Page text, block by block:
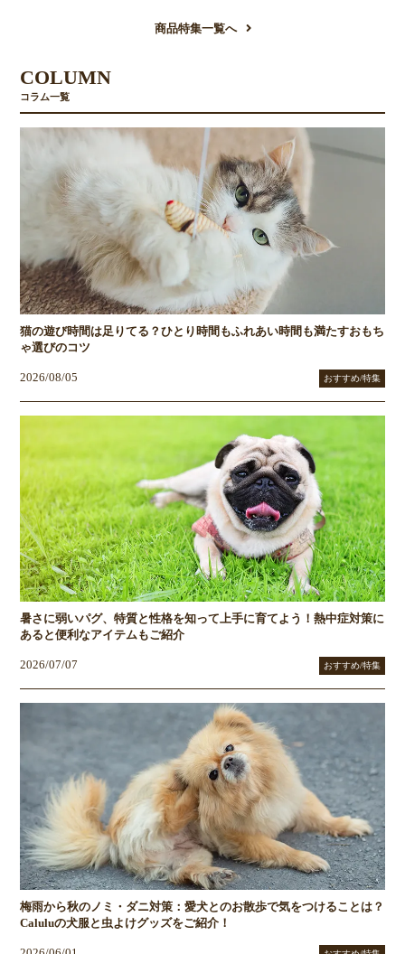
商品特集一覧へ
COLUMN
コラム一覧
猫の遊び時間は足りてる？ひとり時間もふれあい時間も満たすおもち
ゃ選びのコツ
2026/08/05 おすすめ/特集
暑さに弱いパグ、特質と性格を知って上手に育てよう！熱中症対策に
あると便利なアイテムもご紹介
2026/07/07 おすすめ/特集
梅雨から秋のノミ・ダニ対策：愛犬とのお散歩で気をつけることは？
Caluluの犬服と虫よけグッズをご紹介！